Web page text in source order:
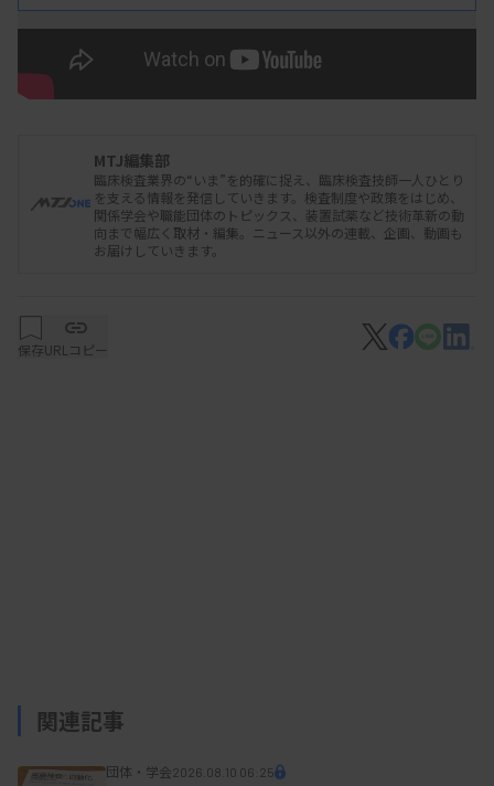
第1回となる今回は「未来の医療を考える2040年
問題」をテーマに、厚生労働相を2回務めた田村憲
2040年を見据えた医療、介護の課題をはじめ、
2024年度診療報酬改定のポイントや医師の働き方
改革まで幅広いテーマを取り上げた対談となってい
対談の様子は同日からユーチューブで公開されて
いる。
MTJ編集部
臨床検査業界の“いま”を的確に捉え、臨床検査技師一人ひとり
を支える情報を発信していきます。検査制度や政策をはじめ、
関係学会や職能団体のトピックス、装置試薬など技術革新の動
向まで幅広く取材・編集。ニュース以外の連載、企画、動画も
お届けしていきます。
保存URLコピー
関連記事
団体・学会2026.08.10 06:25